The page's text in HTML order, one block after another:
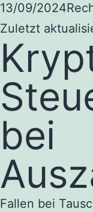
13/09/2024
Zuletzt
bei
Fallen bei